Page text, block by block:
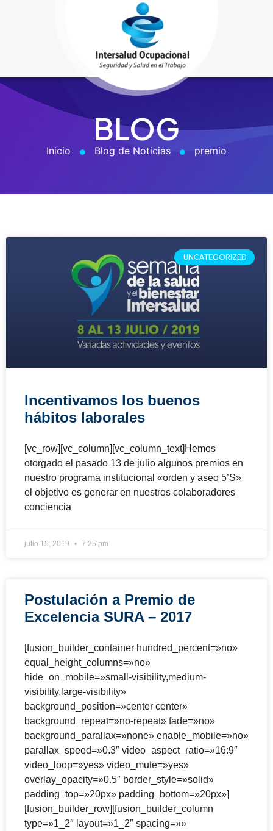
BLOG
Inicio Blog de Noticias premio
UNCATEGORIZED
Incentivamos los buenos
hábitos laborales
[vc_row][vc_column][vc_column_text]Hemos
otorgado el pasado 13 de julio algunos premios en
nuestro programa institucional «orden y aseo 5’S»
el objetivo es generar en nuestros colaboradores
conciencia
julio 15, 2019 7:25 pm
Postulación a Premio de
Excelencia SURA – 2017
[fusion_builder_container hundred_percent=»no»
equal_height_columns=»no»
hide_on_mobile=»small-visibility,medium-
visibility,large-visibility»
background_position=»center center»
background_repeat=»no-repeat» fade=»no»
background_parallax=»none» enable_mobile=»no»
parallax_speed=»0.3″ video_aspect_ratio=»16:9″
video_loop=»yes» video_mute=»yes»
overlay_opacity=»0.5″ border_style=»solid»
padding_top=»20px» padding_bottom=»20px»]
[fusion_builder_row][fusion_builder_column
type=»1_2″ layout=»1_2″ spacing=»»